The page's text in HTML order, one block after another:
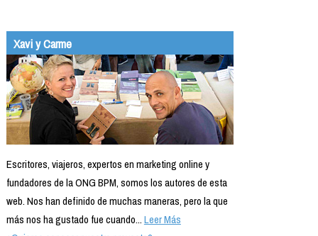
Xavi y Carme
Escritores, viajeros, expertos en marketing online y
fundadores de la ONG BPM, somos los autores de esta
web. Nos han definido de muchas maneras, pero la que
más nos ha gustado fue cuando...Leer Más